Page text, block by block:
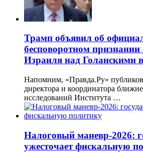
Трамп объявил об
бесповоротном признании
Израиля над Голанскими
Напомним, «Правда.Ру»
директора и координатора
исследований Института …
Налоговый маневр-2026:
ужесточает фискальную